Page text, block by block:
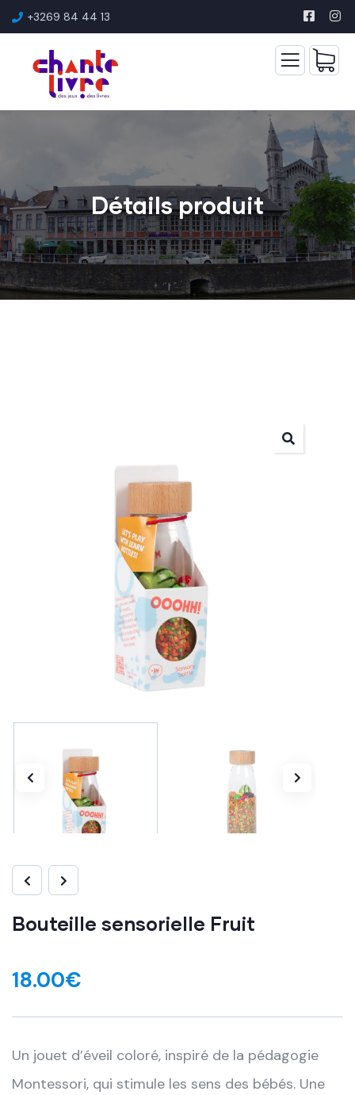
+3269 84 44 13
Détails produit
Bouteille sensorielle Fruit
18.00€
Un jouet d’éveil coloré, inspiré de la pédagogie
Montessori, qui stimule les sens des bébés. Une